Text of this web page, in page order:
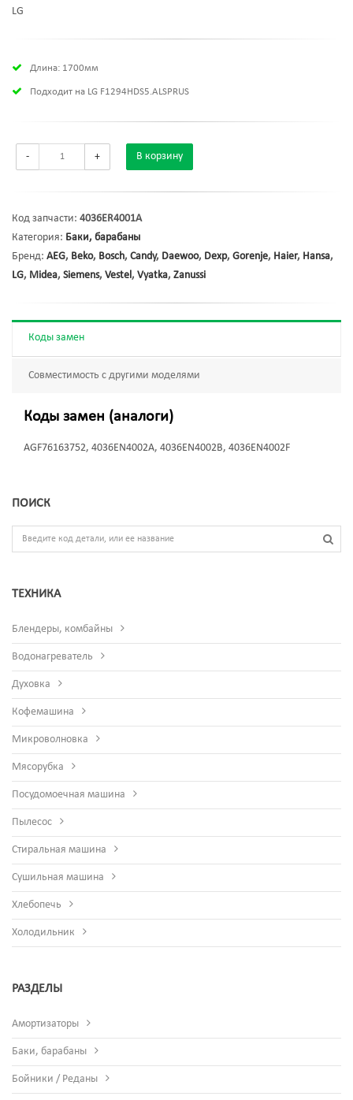
LG
Длина: 1700мм
Подходит на LG F1294HDS5.ALSPRUS
- + В корзину
Код запчасти: 4036ER4001A
Категория: Баки, барабаны
Бренд: AEG, Beko, Bosch, Candy, Daewoo, Dexp, Gorenje, Haier, Hansa,
LG, Midea, Siemens, Vestel, Vyatka, Zanussi
Коды замен
Совместимость с другими моделями
Коды замен (аналоги)
AGF76163752, 4036EN4002A, 4036EN4002B, 4036EN4002F
ПОИСК
ТЕХНИКА
Блендеры, комбайны
Водонагреватель
Духовка
Кофемашина
Микроволновка
Мясорубка
Посудомоечная машина
Пылесос
Стиральная машина
Сушильная машина
Хлебопечь
Холодильник
РАЗДЕЛЫ
Амортизаторы
Баки, барабаны
Бойники / Реданы